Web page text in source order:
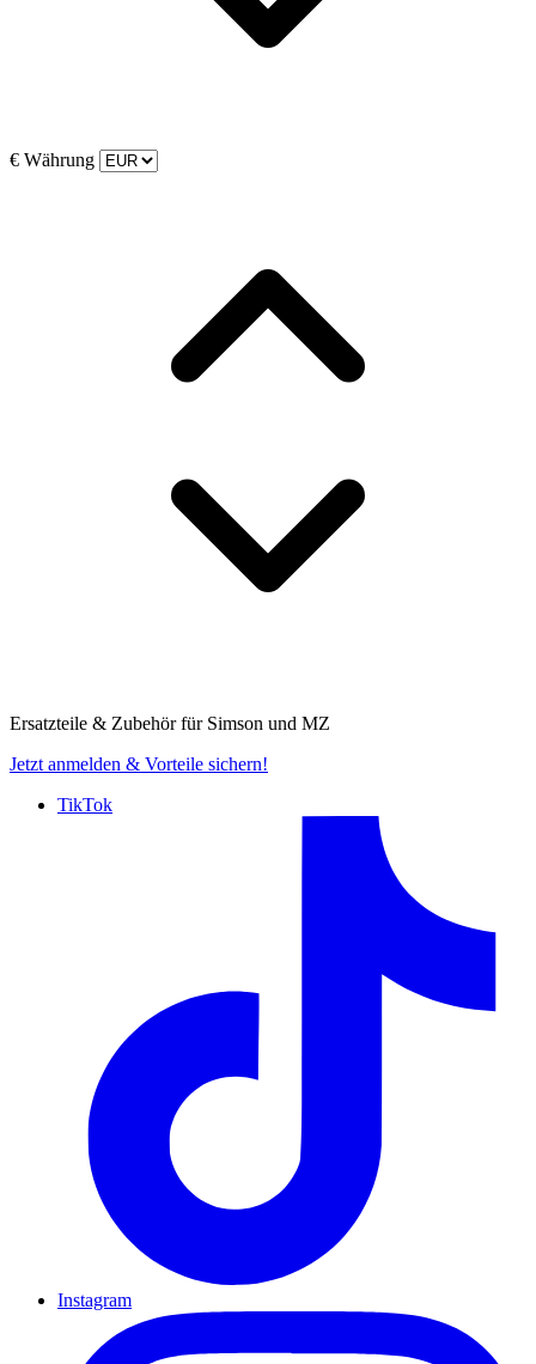
€ Währung
Ersatzteile & Zubehör für Simson und MZ
Jetzt anmelden & Vorteile sichern!
TikTok
Instagram